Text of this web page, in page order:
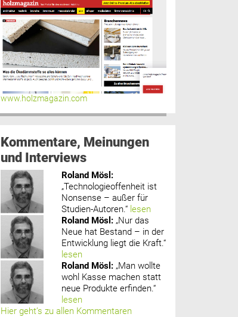
www.holzmagazin.com
Kommentare, Meinungen
und Interviews
Roland Mösl :
„Technologieoffenheit ist
Nonsense – außer für
Studien-Autoren.“ lesen
Roland Mösl : „Nur das
Neue hat Bestand – in der
Entwicklung liegt die Kraft.“
lesen
Roland Mösl : „Man wollte
wohl Kasse machen statt
neue Produkte erfinden.“
lesen
Hier geht’s zu allen Kommentaren